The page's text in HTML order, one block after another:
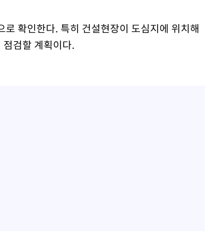
확인한다. 특히 건설현장이 도심지에 위치해
검할 계획이다.